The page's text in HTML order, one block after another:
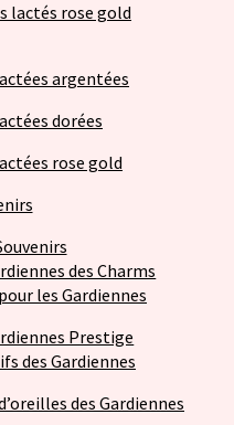
lactés rose gold
argentées
dorées
rose gold
des Charms
les Gardiennes
Prestige
des Gardiennes
des Gardiennes